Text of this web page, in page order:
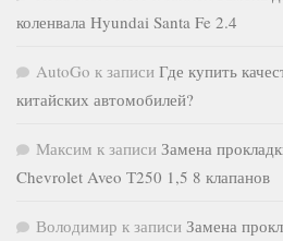
коленвала Hyundai Santa Fe 2.4
AutoGo к записи Где купить
китайских автомобилей?
Максим к записи Замена
Chevrolet Aveo Т250 1,5 8 клапанов
Володимир к записи Замена